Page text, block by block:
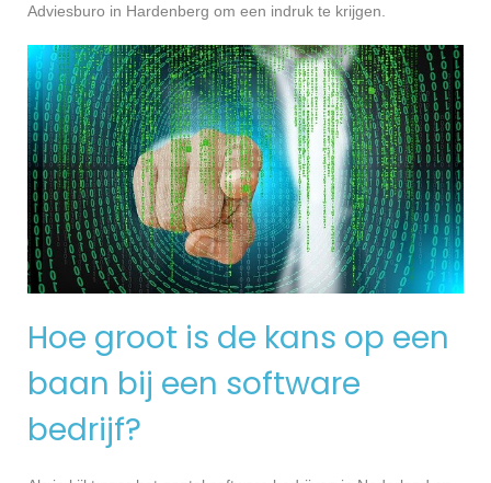
Adviesburo in Hardenberg om een indruk te krijgen.
Hoe groot is de kans op een
baan bij een software
bedrijf?